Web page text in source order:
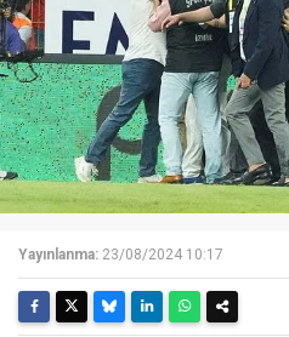
Yayınlanma: 23/08/2024 10:17